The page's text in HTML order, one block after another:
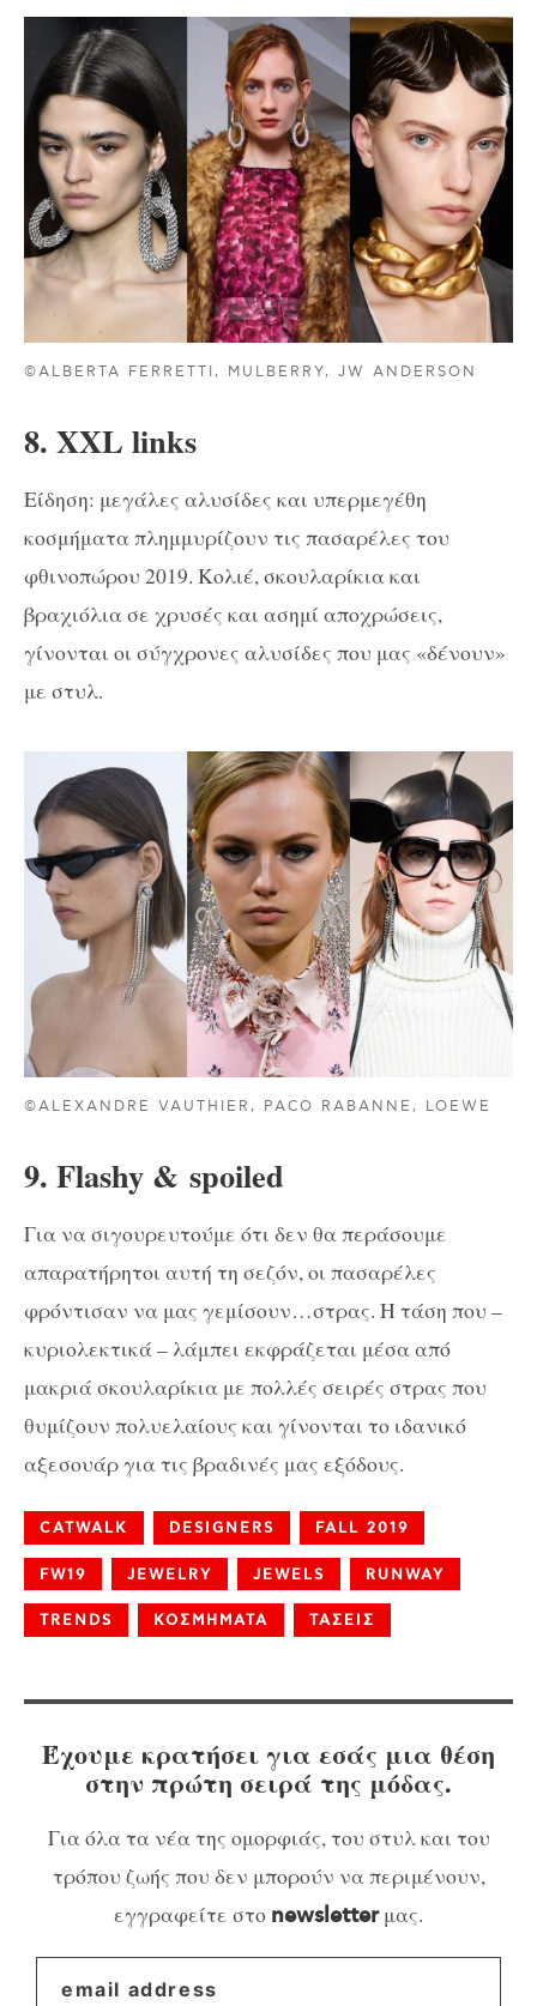
©ALBERTA FERRETTI, MULBERRY, JW ANDERSON
8. XXL links
Είδηση: μεγάλες αλυσίδες και υπερμεγέθη
κοσμήματα πλημμυρίζουν τις πασαρέλες του
φθινοπώρου 2019. Κολιέ, σκουλαρίκια και
βραχιόλια σε χρυσές και ασημί αποχρώσεις,
γίνονται οι σύγχρονες αλυσίδες που μας «δένουν»
με στυλ.
©ALEXANDRE VAUTHIER, PACO RABANNE, LOEWE
9. Flashy & spoiled
Για να σιγουρευτούμε ότι δεν θα περάσουμε
απαρατήρητοι αυτή τη σεζόν, οι πασαρέλες
φρόντισαν να μας γεμίσουν…στρας. Η τάση που –
κυριολεκτικά – λάμπει εκφράζεται μέσα από
μακριά σκουλαρίκια με πολλές σειρές στρας που
θυμίζουν πολυελαίους και γίνονται το ιδανικό
αξεσουάρ για τις βραδινές μας εξόδους.
CATWALK DESIGNERS FALL 2019
FW19 JEWELRY JEWELS RUNWAY
TRENDS ΚΟΣΜΗΜΑΤΑ ΤΑΣΕΙΣ
Έχουμε κρατήσει για εσάς μια θέση
στην πρώτη σειρά της μόδας.
Για όλα τα νέα της ομορφιάς, του στυλ και του
τρόπου ζωής που δεν μπορούν να περιμένουν,
εγγραφείτε στο newsletterμας.